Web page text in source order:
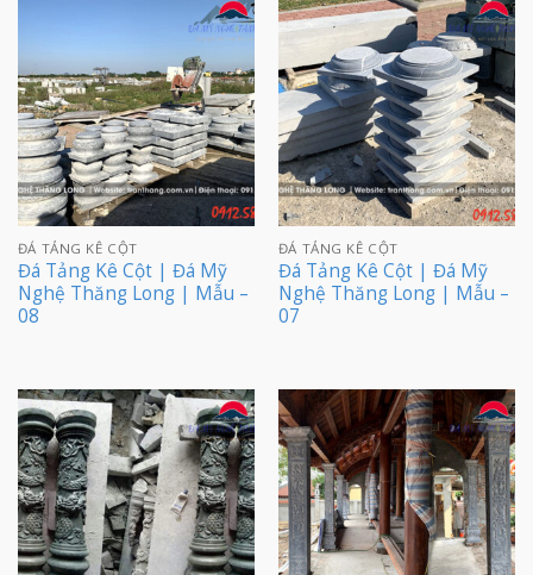
ĐÁ TẢNG KÊ CỘT
Đá Tảng Kê Cột | Đá Mỹ
Nghệ Thăng Long | Mẫu –
08
ĐÁ TẢNG KÊ CỘT
Đá Tảng Kê Cột | Đá Mỹ
Nghệ Thăng Long | Mẫu –
07